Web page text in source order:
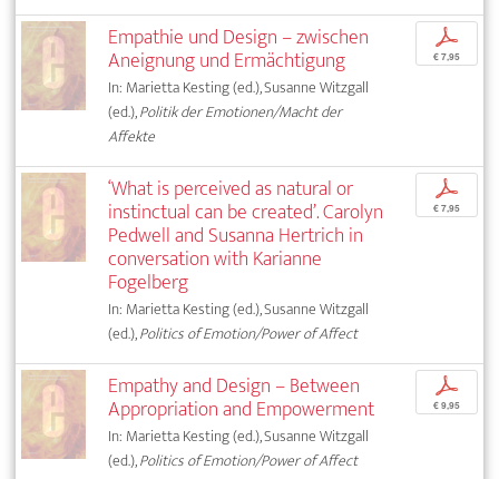
Empathie und Design – zwischen
Aneignung und Ermächtigung
In: Marietta Kesting (ed.), Susanne Witzgall
(ed.),Politik der Emotionen/Macht der
Affekte
p
€ 7,95
‘What is perceived as natural or
instinctual can be created’. Carolyn
Pedwell and Susanna Hertrich in
conversation with Karianne
Fogelberg
In: Marietta Kesting (ed.), Susanne Witzgall
(ed.),Politics of Emotion/Power of Affect
p
€ 7,95
Empathy and Design – Between
Appropriation and Empowerment
In: Marietta Kesting (ed.), Susanne Witzgall
(ed.),Politics of Emotion/Power of Affect
p
€ 9,95